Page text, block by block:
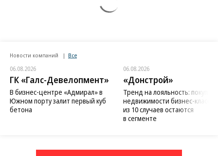
Новости компаний Все
06.08.2026
ГК «Галс-Девелопмент»
В бизнес-центре «Адмирал» в
Южном порту залит первый куб
бетона
06.08.2026
«Донстрой»
Тренд на лояльность:
недвижимости бизнес-класса
из 10 случаев остаются
в сегменте